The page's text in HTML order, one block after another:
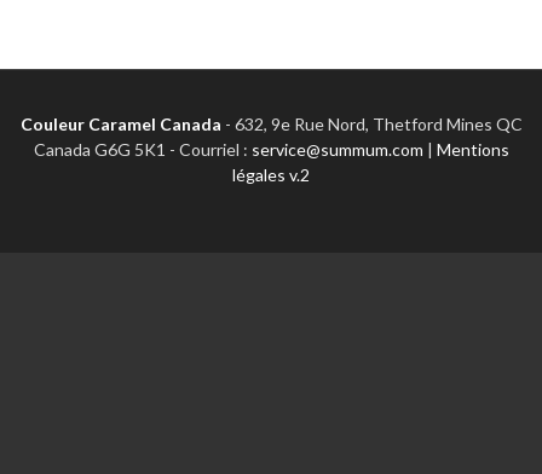
Couleur Caramel Canada - 632, 9e Rue Nord, Thetford Mines QC
Canada G6G 5K1 - Courriel : service@summum.com | Mentions
légales v.2